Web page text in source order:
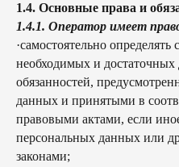
1.4. Основные права и
1.4.1. Оператор имеет
·самостоятельно определять
необходимых и
обязанностей,
данных и принятыми в
правовыми актами, если
персональных данных или
законами;